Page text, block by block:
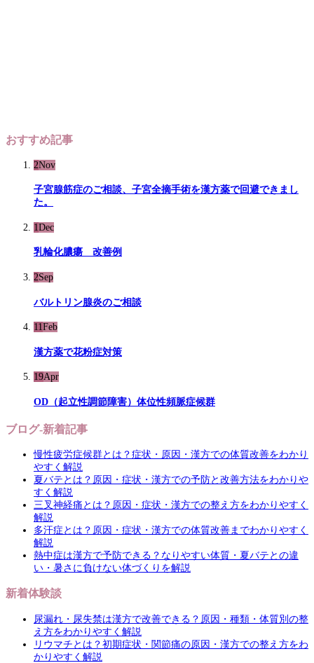
おすすめ記事
2Nov
子宮腺筋症のご相談、子宮全摘手術を漢方薬で回避できまし
た。
1 Dec
乳輪化膿瘍 改善例
2Sep
バルトリン腺炎のご相談
11Feb
漢方薬で花粉症対策
19Apr
OD（起立性調節障害）体位性頻脈症候群
ブログ-新着記事
慢性疲労症候群とは？症状・原因・漢方での体質改善をわかり
やすく解説
夏バテとは？原因・症状・漢方での予防と改善方法をわかりや
すく解説
三叉神経痛とは？原因・症状・漢方での整え方をわかりやすく
解説
多汗症とは？原因・症状・漢方での体質改善までわかりやすく
解説
熱中症は漢方で予防できる？なりやすい体質・夏バテとの違
い・暑さに負けない体づくりを解説
新着体験談
尿漏れ・尿失禁は漢方で改善できる？原因・種類・体質別の整
え方をわかりやすく解説
リウマチとは？初期症状・関節痛の原因・漢方での整え方をわ
かりやすく解説